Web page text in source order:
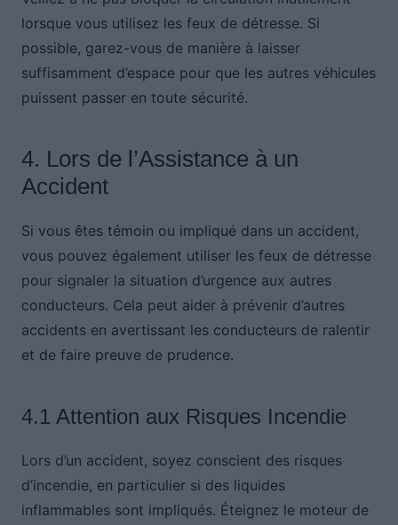
lorsque vous utilisez les feux de détresse. Si
possible, garez-vous de manière à laisser
suffisamment d’espace pour que les autres véhicules
puissent passer en toute sécurité.
4. Lors de l’Assistance à un
Accident
Si vous êtes témoin ou impliqué dans un accident,
vous pouvez également utiliser les feux de détresse
pour signaler la situation d’urgence aux autres
conducteurs. Cela peut aider à prévenir d’autres
accidents en avertissant les conducteurs de ralentir
et de faire preuve de prudence.
4.1 Attention aux Risques Incendie
Lors d’un accident, soyez conscient des risques
d’incendie, en particulier si des liquides
inflammables sont impliqués. Éteignez le moteur de